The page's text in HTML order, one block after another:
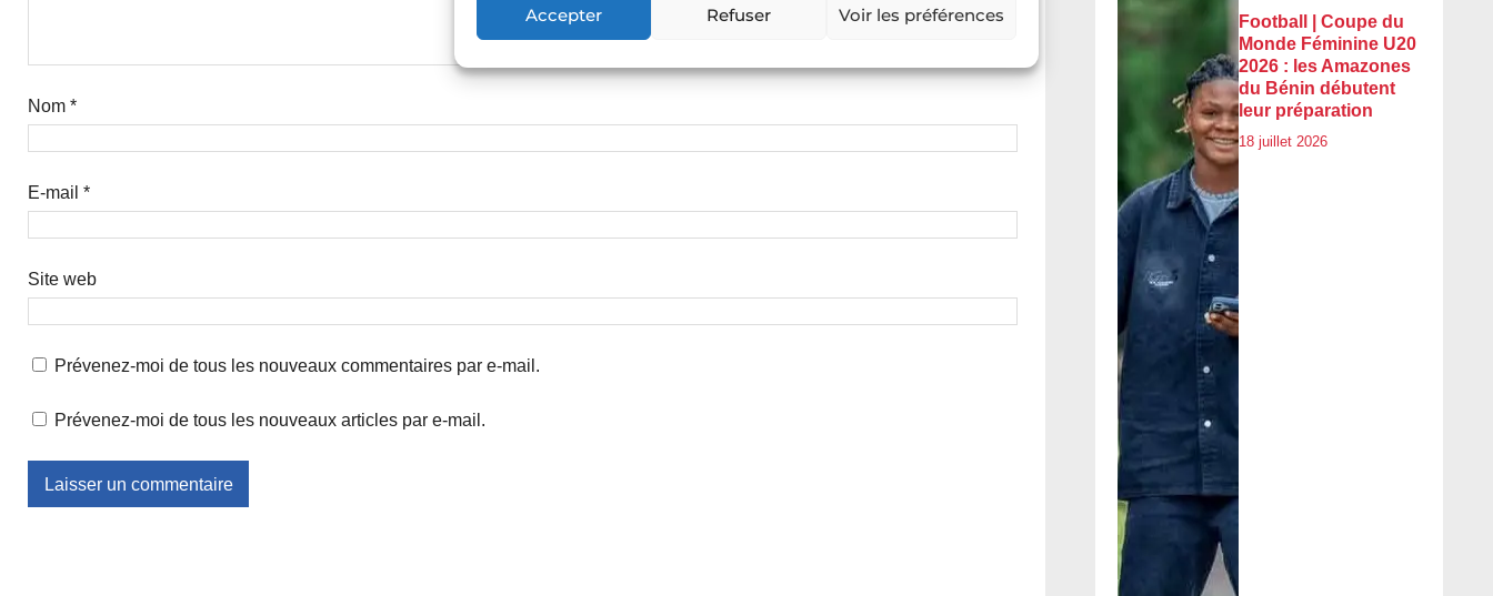
Accepter Refuser Voir les préférences
Nom *
E-mail *
Site web
Prévenez-moi de tous les nouveaux commentaires par e-mail.
Prévenez-moi de tous les nouveaux articles par e-mail.
Football | Coupe du
Monde Féminine U20
2026 : les Amazones
du Bénin débutent
leur préparation
18 juillet 2026